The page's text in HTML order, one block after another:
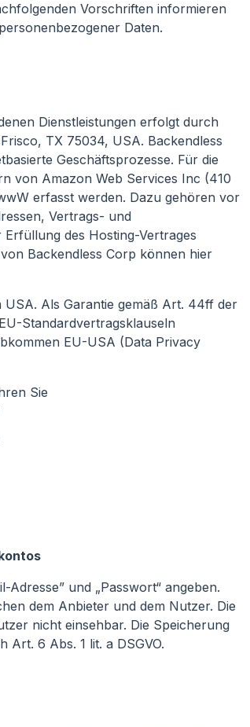
Vorschriften informieren
Daten.
Dienstleistungen erfolgt durch
TX 75034, USA. Backendless
Geschäftsprozesse. Für die
von Amazon Web Services Inc (410
erfasst werden. Dazu gehören vor
Vertrags- und
des Hosting-Vertrages
Backendless Corp können hier
Als Garantie gemäß Art. 44ff der
Standardvertragsklauseln
EU-USA (Data Privacy
Sie
und „Passwort“ angeben.
dem Anbieter und dem Nutzer. Die
nicht einsehbar. Die Speicherung
Art. 6 Abs. 1 lit. a DSGVO.